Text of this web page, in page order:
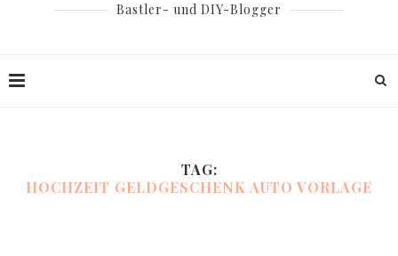
Bastler- und DIY-Blogger
TAG:
HOCHZEIT GELDGESCHENK AUTO VORLAGE